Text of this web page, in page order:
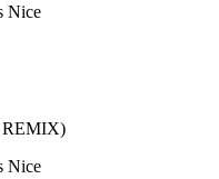
Nice
REMIX)
Nice